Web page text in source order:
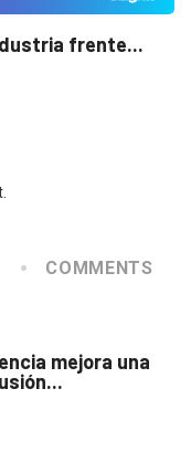
COMMENTS
mejora una